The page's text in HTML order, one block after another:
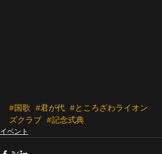
#国歌 #君が代 #ところざわライオン
ズクラブ
#記念式典
イベント